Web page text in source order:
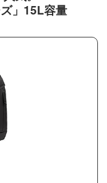
」15L容量